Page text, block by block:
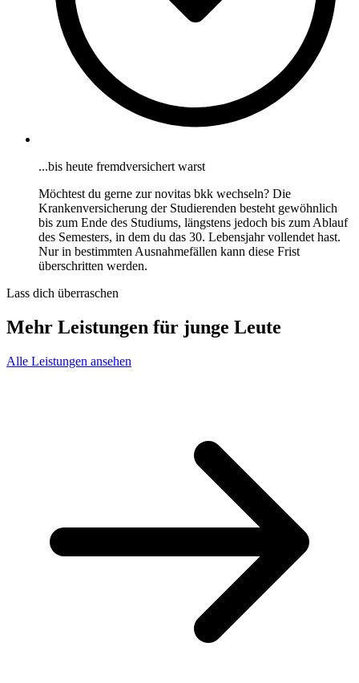
...bis heute fremdversichert warst
Möchtest du gerne zur novitas bkk wechseln? Die
Krankenversicherung der Studierenden besteht gewöhnlich
bis zum Ende des Studiums, längstens jedoch bis zum Ablauf
des Semesters, in dem du das 30. Lebensjahr vollendet hast.
Nur in bestimmten Ausnahmefällen kann diese Frist
überschritten werden.
Lass dich überraschen
Mehr Leistungen für junge Leute
Alle Leistungen ansehen